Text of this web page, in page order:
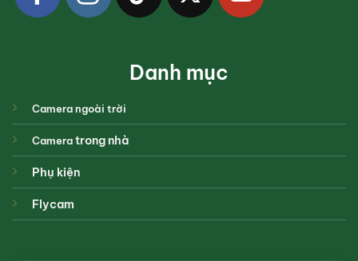
Danh mục
Camera ngoài trời
Cameratrong nhà
Phụ kiện
Flycam